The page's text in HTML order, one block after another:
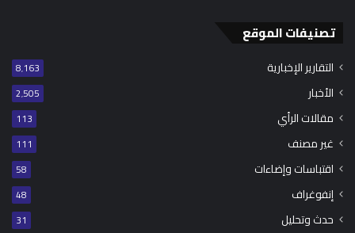
تصنيفات الموقع
التقارير الإخبارية 8٬163
الأخبار 2٬505
مقالات الرأي 113
غير مصنف 111
اقتباسات وإضاءات 58
إنفوغراف 48
حدث وتحليل 31